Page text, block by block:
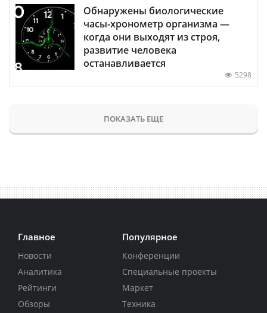
Обнаружены биологические
часы-хронометр организма —
когда они выходят из строя,
развитие человека
останавливается
5298
ПОКАЗАТЬ ЕЩЕ
Главное
Новости
Аналитика
Рейтинги
Обзоры
Популярное
Конференции
Специальные проекты
Маркет
Техника